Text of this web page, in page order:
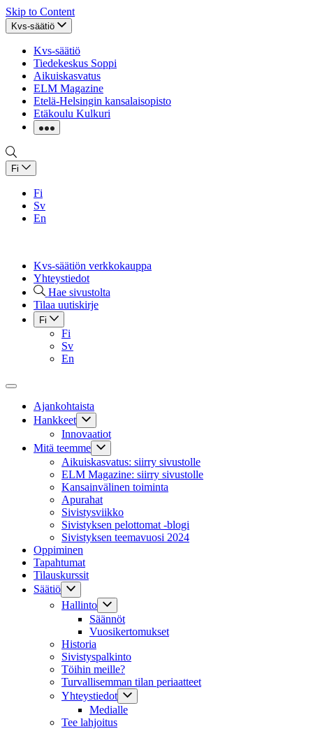
Skip to Content
Kvs-säätiö
Kvs-säätiö
Tiedekeskus Soppi
Aikuiskasvatus
ELM Magazine
Etelä-Helsingin kansalaisopisto
Etäkoulu Kulkuri
Fi
Fi
Sv
En
Kvs-säätiön verkkokauppa
Yhteystiedot
Hae sivustolta
Tilaa uutiskirje
Fi
Fi
Sv
En
Ajankohtaista
Hankkeet
Innovaatiot
Mitä teemme
Aikuiskasvatus: siirry sivustolle
ELM Magazine: siirry sivustolle
Kansainvälinen toiminta
Apurahat
Sivistysviikko
Sivistyksen pelottomat -blogi
Sivistyksen teemavuosi 2024
Oppiminen
Tapahtumat
Tilauskurssit
Säätiö
Hallinto
Säännöt
Vuosikertomukset
Historia
Sivistyspalkinto
Töihin meille?
Turvallisemman tilan periaatteet
Yhteystiedot
Medialle
Tee lahjoitus